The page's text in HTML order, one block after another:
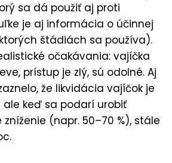
sa dá použiť aj proti
je aj informácia o účinnej
štádiách sa používa).
očakávania: vajíčka
prístup je zlý, sú odolné. Aj
že likvidácia vajíčok je
keď sa podarí urobiť
(napr. 50–70 %), stále